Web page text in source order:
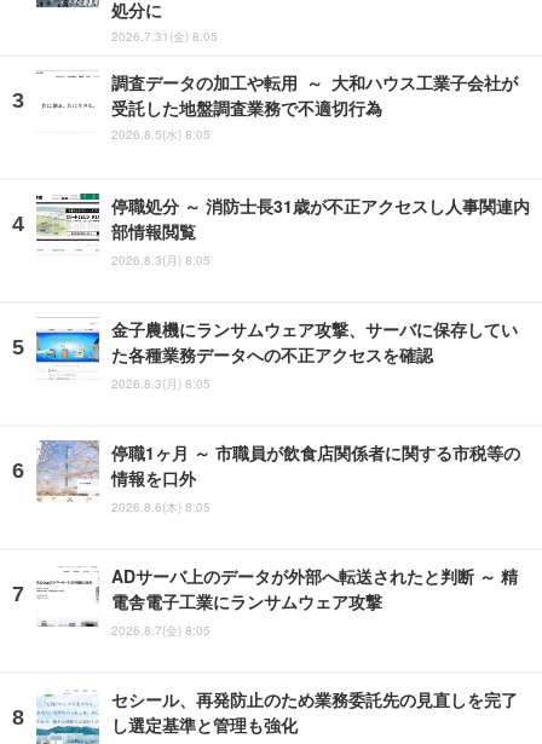
処分に
2026.7.31(金) 8:05
調査データの加工や転用 ～ 大和ハウス工業子会社が
受託した地盤調査業務で不適切行為
2026.8.5(水) 8:05
停職処分 ～ 消防士長31歳が不正アクセスし人事関連内
部情報閲覧
2026.8.3(月) 8:05
金子農機にランサムウェア攻撃、サーバに保存してい
た各種業務データへの不正アクセスを確認
2026.8.3(月) 8:05
停職1ヶ月 ～ 市職員が飲食店関係者に関する市税等の
情報を口外
2026.8.6(木) 8:05
ADサーバ上のデータが外部へ転送されたと判断 ～ 精
電舎電子工業にランサムウェア攻撃
2026.8.7(金) 8:05
セシール、再発防止のため業務委託先の見直しを完了
し選定基準と管理も強化